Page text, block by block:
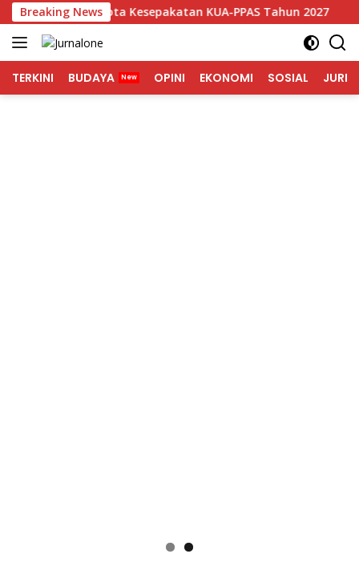
Langsung
ke
konten
Breaking News
Nota Kesepakatan KUA-PPAS Tahun 2027
TERKINI BUDAYA OPINI EKONOMI SOSIAL